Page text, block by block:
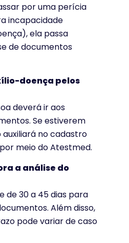
por uma perícia
incapacidade
ela passa
de documentos
doença pelos
deverá ir aos
Se estiverem
no cadastro
meio do Atestmed.
a análise do
de 30 a 45 dias para
Além disso,
pode variar de caso